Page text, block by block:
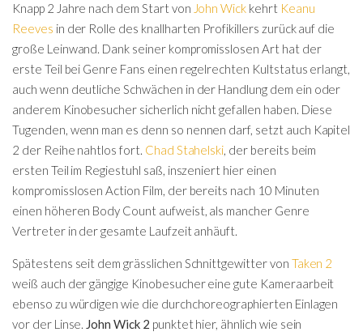
Knapp 2 Jahre nach dem Start von John Wick kehrt Keanu
Reeves in der Rolle des knallharten Profikillers zurück auf die
große Leinwand. Dank seiner kompromisslosen Art hat der
erste Teil bei Genre Fans einen regelrechten Kultstatus erlangt,
auch wenn deutliche Schwächen in der Handlung dem ein oder
anderem Kinobesucher sicherlich nicht gefallen haben. Diese
Tugenden, wenn man es denn so nennen darf, setzt auch Kapitel
2 der Reihe nahtlos fort. Chad Stahelski, der bereits beim
ersten Teil im Regiestuhl saß, inszeniert hier einen
kompromisslosen Action Film, der bereits nach 10 Minuten
einen höheren Body Count aufweist, als mancher Genre
Vertreter in der gesamte Laufzeit anhäuft.
Spätestens seit dem grässlichen Schnittgewitter von Taken 2
weiß auch der gängige Kinobesucher eine gute Kameraarbeit
ebenso zu würdigen wie die durchchoreographierten Einlagen
vor der Linse. John Wick 2 punktet hier, ähnlich wie sein